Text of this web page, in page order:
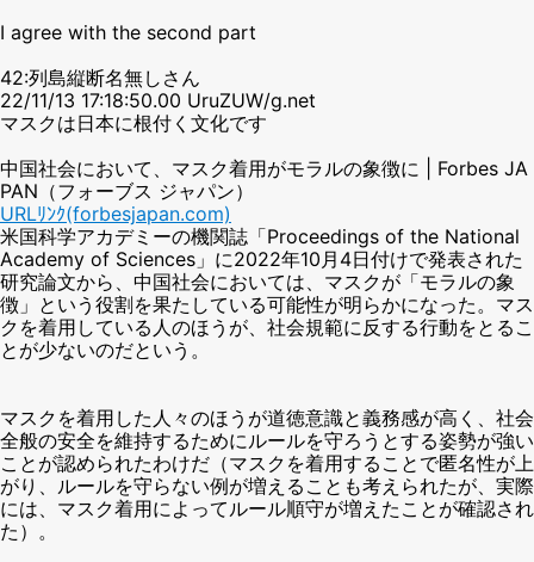
I agree with the second part
42:列島縦断名無しさん
22/11/13 17:18:50.00 UruZUW/g.net
マスクは日本に根付く文化です
中国社会において、マスク着用がモラルの象徴に | Forbes JA
PAN（フォーブス ジャパン）
URLﾘﾝｸ(forbesjapan.com)
米国科学アカデミーの機関誌「Proceedings of the National
Academy of Sciences」に2022年10月4日付けで発表された
研究論文から、中国社会においては、マスクが「モラルの象
徴」という役割を果たしている可能性が明らかになった。マス
クを着用している人のほうが、社会規範に反する行動をとるこ
とが少ないのだという。
マスクを着用した人々のほうが道徳意識と義務感が高く、社会
全般の安全を維持するためにルールを守ろうとする姿勢が強い
ことが認められたわけだ（マスクを着用することで匿名性が上
がり、ルールを守らない例が増えることも考えられたが、実際
には、マスク着用によってルール順守が増えたことが確認され
た）。